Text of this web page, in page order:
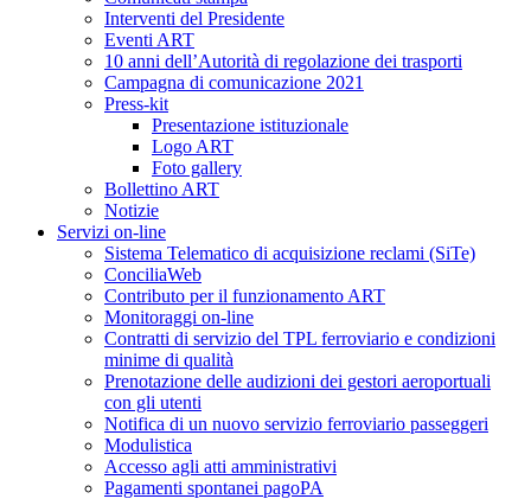
Interventi del Presidente
Eventi ART
10 anni dell’Autorità di regolazione dei trasporti
Campagna di comunicazione 2021
Press-kit
Presentazione istituzionale
Logo ART
Foto gallery
Bollettino ART
Notizie
Servizi on-line
Sistema Telematico di acquisizione reclami (SiTe)
ConciliaWeb
Contributo per il funzionamento ART
Monitoraggi on-line
Contratti di servizio del TPL ferroviario e condizioni
minime di qualità
Prenotazione delle audizioni dei gestori aeroportuali
con gli utenti
Notifica di un nuovo servizio ferroviario passeggeri
Modulistica
Accesso agli atti amministrativi
Pagamenti spontanei pagoPA